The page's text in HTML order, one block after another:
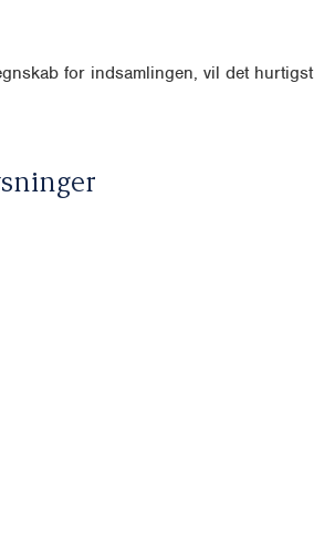
for indsamlingen, vil det hurtigst